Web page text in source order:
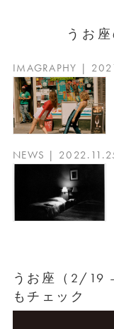
うお
IMAGRAPHY |
NEWS |
うお座（2/19
もチェック